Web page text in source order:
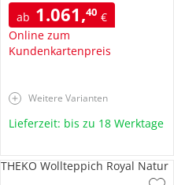
ab 1.061,40 €
Online zum
Kundenkartenpreis
Weitere Varianten
Lieferzeit: bis zu 18 Werktage
THEKO Wollteppich Royal Natur